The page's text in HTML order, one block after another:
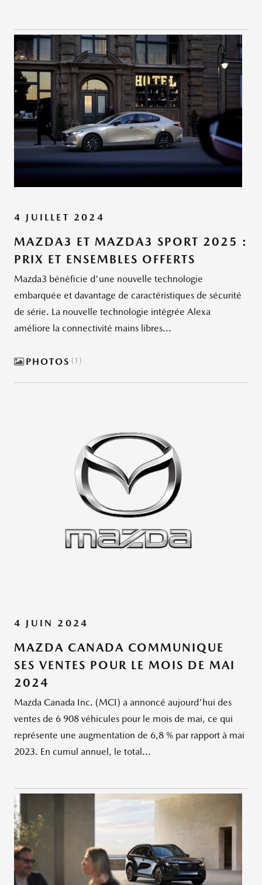
4 JUILLET 2024
MAZDA3 ET MAZDA3 SPORT 2025 :
PRIX ET ENSEMBLES OFFERTS
Mazda3 bénéficie d'une nouvelle technologie
embarquée et davantage de caractéristiques de sécurité
de série. La nouvelle technologie intégrée Alexa
améliore la connectivité mains libres...
PHOTOS 1
4 JUIN 2024
MAZDA CANADA COMMUNIQUE
SES VENTES POUR LE MOIS DE MAI
2024
Mazda Canada Inc. (MCI) a annoncé aujourd'hui des
ventes de 6 908 véhicules pour le mois de mai, ce qui
représente une augmentation de 6,8 % par rapport à mai
2023. En cumul annuel, le total...